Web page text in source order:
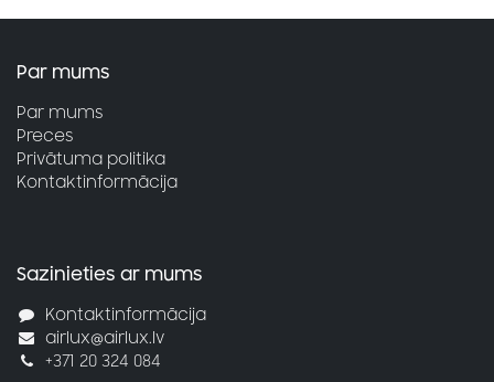
Par mums
Par mums
Preces
Privātuma politika
Kontaktinformācija
Sazinieties ar mums
Kontaktinformācija
airlux@airlux.lv
+371 20 324 084